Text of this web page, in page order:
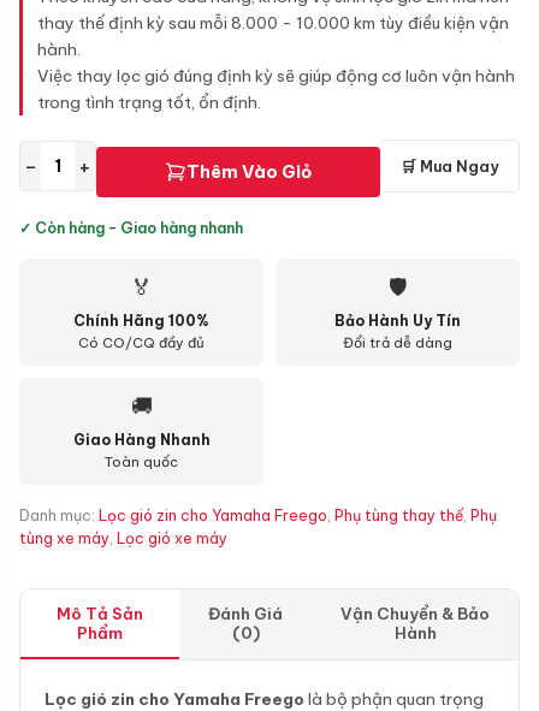
thay thế định kỳ sau mỗi 8.000 - 10.000 km tùy điều kiện vận
hành.
Việc thay lọc gió đúng định kỳ sẽ giúp động cơ luôn vận hành
trong tình trạng tốt, ổn định.
− + Thêm Vào Giỏ 🛒 Mua Ngay
✓ Còn hàng - Giao hàng nhanh
🏅
Chính Hãng 100%
Có CO/CQ đầy đủ
🛡
Bảo Hành Uy Tín
Đổi trả dễ dàng
🚚
Giao Hàng Nhanh
Toàn quốc
Danh mục: Lọc gió zin cho Yamaha Freego, Phụ tùng thay thế, Phụ
tùng xe máy, Lọc gió xe máy
Mô Tả Sản
Phẩm
Đánh Giá
(0)
Vận Chuyển & Bảo
Hành
Lọc gió zin cho Yamaha Freego là bộ phận quan trọng